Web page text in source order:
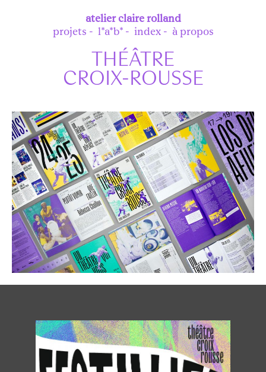
atelierclaire rolland
projets
l*a*b* index à propos
THÉÂTRE
CROIX-ROUSSE